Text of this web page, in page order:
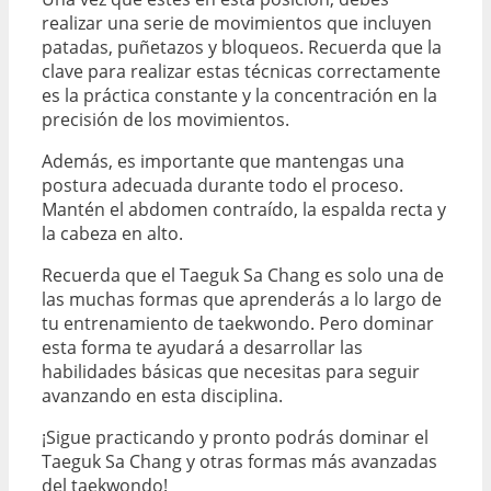
realizar una serie de movimientos que incluyen
patadas, puñetazos y bloqueos. Recuerda que la
clave para realizar estas técnicas correctamente
es la práctica constante y la concentración en la
precisión de los movimientos.
Además, es importante que mantengas una
postura adecuada durante todo el proceso.
Mantén el abdomen contraído, la espalda recta y
la cabeza en alto.
Recuerda que el Taeguk Sa Chang es solo una de
las muchas formas que aprenderás a lo largo de
tu entrenamiento de taekwondo. Pero dominar
esta forma te ayudará a desarrollar las
habilidades básicas que necesitas para seguir
avanzando en esta disciplina.
¡Sigue practicando y pronto podrás dominar el
Taeguk Sa Chang y otras formas más avanzadas
del taekwondo!